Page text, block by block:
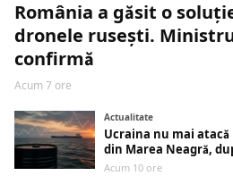
România a găsit o
dronele rusești.
confirmă
Acum 7 ore
Actualitate
Ucraina nu mai
din Marea Neagră,
Acum 10 ore